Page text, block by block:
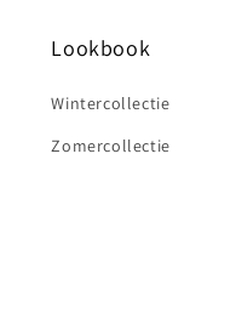
Lookbook
Wintercollectie
Zomercollectie